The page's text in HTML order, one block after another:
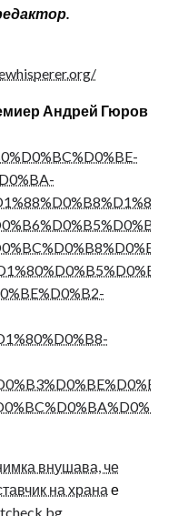
Андрей Гюров
внушава, че
на храна е